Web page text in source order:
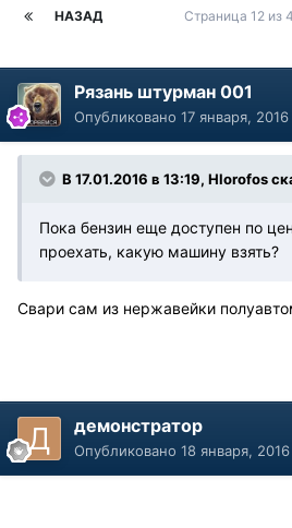
НАЗАД Страница 12 из
Рязань штурман 001
Опубликовано 17 января, 2016
В 17.01.2016 в 13:19, Hlorofos
Пока бензин еще доступен по
проехать, какую машину взять?
Свари сам из нержавейки
демонстратор
Опубликовано 18 января, 2016